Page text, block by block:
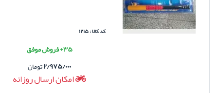
کد کالا : ۱۲۱۵
۳۵+ فروش موفق
۲/۹۷۵/۰۰۰تومان
امکان ارسال روزانه